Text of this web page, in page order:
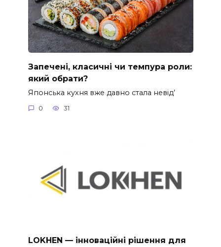
Запечені, класичні чи темпура роли:
який обрати?
Японська кухня вже давно стала невід’
0 31
LOKHEN — інноваційні рішення для